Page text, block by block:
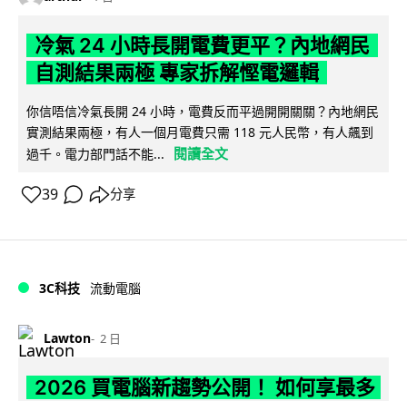
冷氣 24 小時長開電費更平？內地網民
自測結果兩極 專家拆解慳電邏輯
你信唔信冷氣長開 24 小時，電費反而平過開開關關？內地網民
實測結果兩極，有人一個月電費只需 118 元人民幣，有人飆到
過千。電力部門話不能...
閱讀全文
39 分享
3C科技 流動電腦
Lawton 2 日
2026 買電腦新趨勢公開！ 如何享最多